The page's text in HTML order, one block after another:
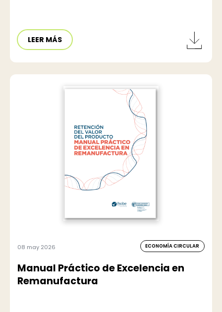
LEER MÁS
08 may 2026 ECONOMÍA CIRCULAR
Manual Práctico de Excelencia en
Remanufactura